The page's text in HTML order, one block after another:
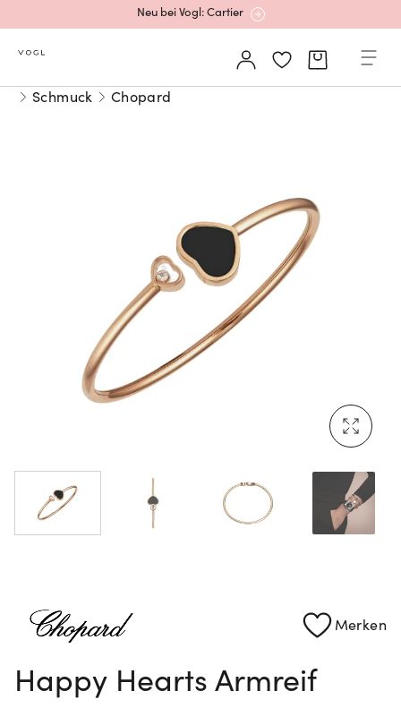
Neu bei Vogl: Cartier
Mehr erfahren: Ikonische Uhren von Cartier
Neu bei Vogl: Uhren von Grand Seiko
Neu bei Vogl: Cartier
Rolex Certified Pre-Owned entdecken
Schmuck Chopard
Merken
Happy Hearts Armreif